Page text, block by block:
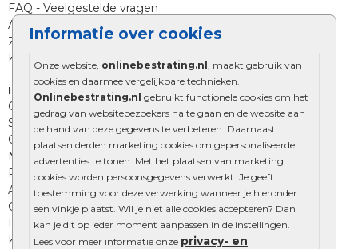
Informatie over cookies
Onze website, onlinebestrating.nl , maakt gebruik van
cookies en daarmee vergelijkbare technieken.
Onlinebestrating.nl gebruikt functionele cookies om het
gedrag van websitebezoekers na te gaan en de website aan
de hand van deze gegevens te verbeteren. Daarnaast
plaatsen derden marketing cookies om gepersonaliseerde
advertenties te tonen. Met het plaatsen van marketing
cookies worden persoonsgegevens verwerkt. Je geeft
toestemming voor deze verwerking wanneer je hieronder
een vinkje plaatst. Wil je niet alle cookies accepteren? Dan
kan je dit op ieder moment aanpassen in de instellingen.
Lees voor meer informatie onze privacy- en
FAQ - Veelgestelde vragen
Aanleg tips sierbestrating
Zoekt u iets anders?
Klantenservice
Informatie
Over Onlinebestrating.nl
Showroom
Onze online tuinwinkels
Nuttige informatie
Privacy Policy
Algemene voorwaarden
Cookies beleid
Excluton garantie
Klantenbeoordelingen